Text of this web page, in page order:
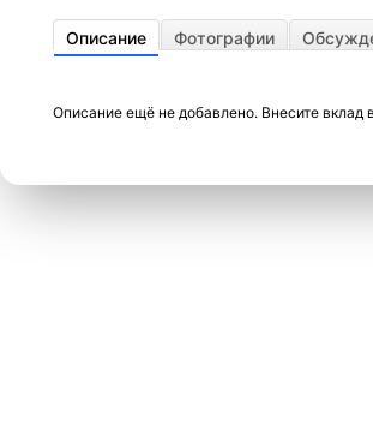
Описание Фотографии
Описание ещё не добавлено. Внесите вклад